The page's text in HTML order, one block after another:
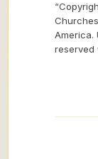
America.
reserved